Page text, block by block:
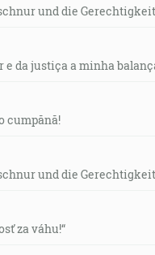
und die
e da justiça a minha
cumpănă!
und die
za váhu!“